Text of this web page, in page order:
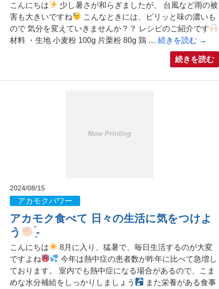
こんにちは
少し暑さが和らぎましたが、 台風など雨の被
害も大きいですね
こんなときには、ピリッと味の濃いも
ので 気分を変えていきませんか？？ レシピのご紹介です
材料 ・生地 小麦粉 100g 片栗粉 80g 鶏 … 続きを読む →
続きを読む
2024/08/15
アカモクパワー
アカモク食べて 日々の生活に気をつけよ
う
̖́-‬
こんにちは
8月に入り、猛暑で、毎日生活するのが大変
ですよね
今年は熱中症の患者数が昨年に比べて急増し
ております。 室内でも熱中症になる場合があるので、こま
めな水分補給をしっかりしましょう
また栄養がある食事